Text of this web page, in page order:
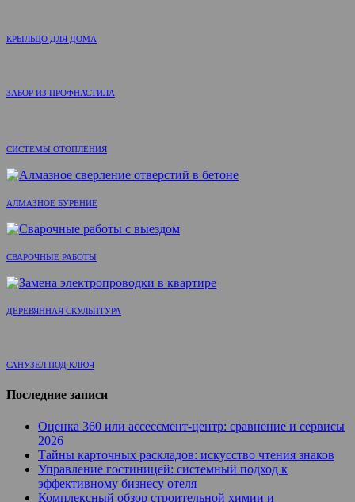
КРЫЛЬЦО ДЛЯ ДОМА
ЗАБОР ИЗ ПРОФНАСТИЛА
СИСТЕМЫ ОТОПЛЕНИЯ
АЛМАЗНОЕ БУРЕНИЕ
СВАРОЧНЫЕ РАБОТЫ
ДЕРЕВЯННАЯ СКУЛЬПТУРА
САНУЗЕЛ ПОД КЛЮЧ
Последние записи
Оценка 360 или ассессмент-центр: сравнение и сервисы
2026
Тайны карточных раскладов: искусство чтения знаков
Управление гостиницей: системный подход к
эффективному бизнесу отеля
Комплексный обзор строительной химии и